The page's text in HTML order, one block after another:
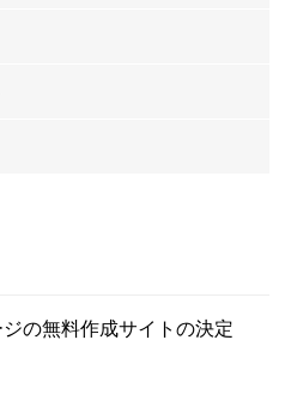
の無料作成サイトの決定